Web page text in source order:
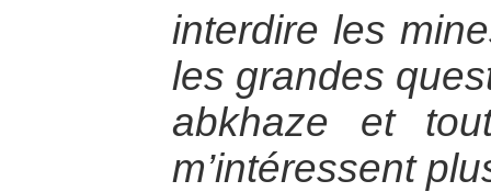
interdire les
les grandes
abkhaze et
m’intéressent